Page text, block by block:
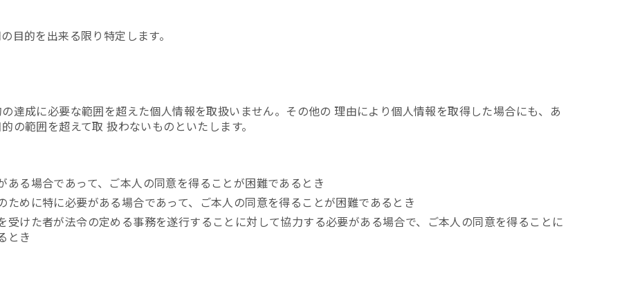
目的を出来る限り特定します。
達成に必要な範囲を超えた個人情報を取扱いません。その他の 理由により個人情報を取得した場合にも、あ
の範囲を超えて取 扱わないものといたします。
る場合であって、ご本人の同意を得ることが困難であるとき
めに特に必要がある場合であって、ご本人の同意を得ることが困難であるとき
けた者が法令の定める事務を遂行することに対して協力する必要がある場合で、ご本人の同意を得ることに
とき